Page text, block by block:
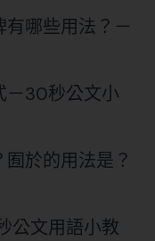
有哪些用法？－
－30秒公文小
囿於的用法是？
公文用語小教